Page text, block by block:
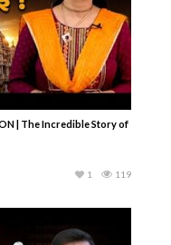
| The Incredible Story of
119
1